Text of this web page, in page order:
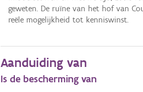
geweten. De ruïne van het hof van
reële mogelijkheid tot kenniswinst.
Aanduiding van
Is de bescherming van